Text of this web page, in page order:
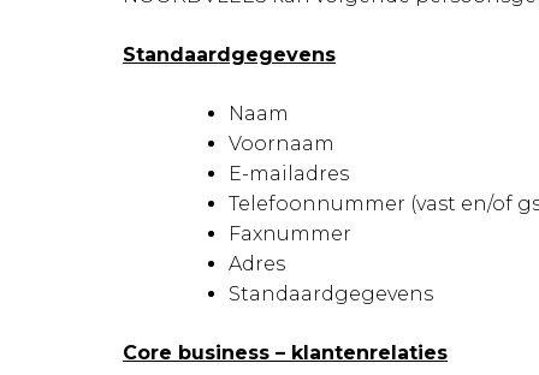
Standaardgegevens
Naam
Voornaam
E-mailadres
Telefoonnummer (vast en/of
Faxnummer
Adres
Standaardgegevens
Core business – klantenrelaties